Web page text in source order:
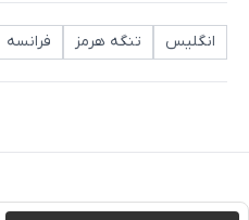
انگلیس تنگه هرمز فرانسه